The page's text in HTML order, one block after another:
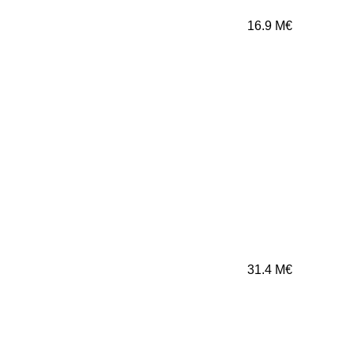
16.9 M€
31.4 M€